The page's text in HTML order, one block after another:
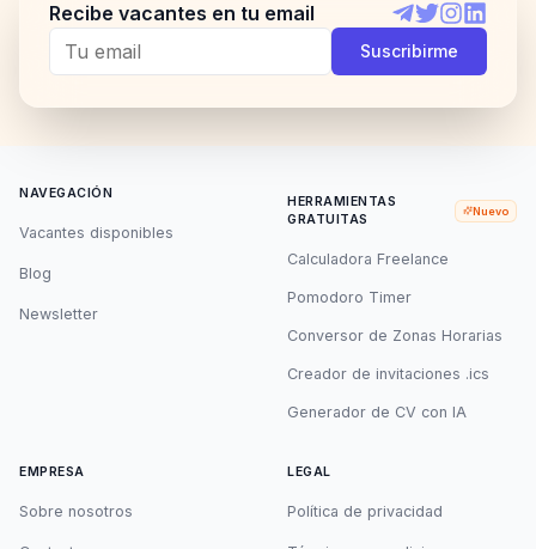
Recibe vacantes en tu email
Telegram
TwitterInstagram
Suscribirme
NAVEGACIÓN
Vacantes disponibles
Blog
Newsletter
HERRAMIENTAS
GRATUITAS
Nuevo
Calculadora Freelance
Pomodoro Timer
Conversor de Zonas Horarias
Creador de invitaciones .ics
Generador de CV con IA
EMPRESA
Sobre nosotros
LEGAL
Política de privacidad